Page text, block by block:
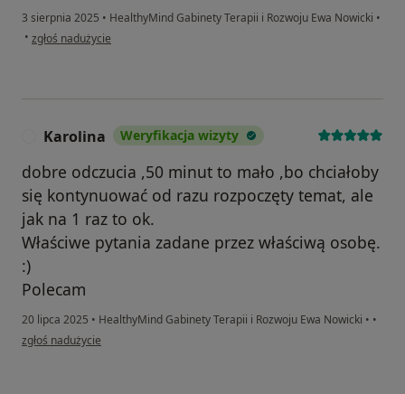
3 sierpnia 2025 • HealthyMind Gabinety Terapii i Rozwoju Ewa Nowicki •
• w opinii użytkownika Małgorzata
zgłoś nadużycie
Karolina Weryfikacja wizyty
dobre odczucia ,50 minut to mało ,bo chciałoby
się kontynuować od razu rozpoczęty temat, ale
jak na 1 raz to ok.
Właściwe pytania zadane przez właściwą osobę.
:)
Polecam
20 lipca 2025 • HealthyMind Gabinety Terapii i Rozwoju Ewa Nowicki • •
w opinii użytkownika Karolina
zgłoś nadużycie